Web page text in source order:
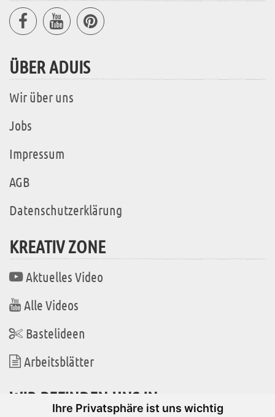
Ihre Privatsphäre ist uns wichtig
ÜBER ADUIS
Wir über uns
Jobs
Impressum
AGB
Datenschutzerklärung
KREATIV ZONE
Aktuelles Video
Alle Videos
Bastelideen
Arbeitsblätter
WIR BEFINDEN UNS IN